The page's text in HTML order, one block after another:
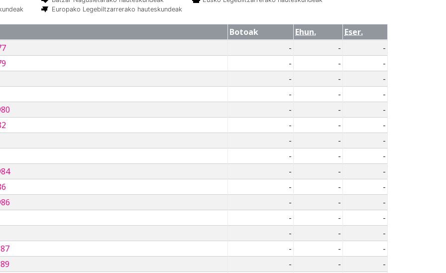
Europako Legebiltzarrerako hauteskundeak
Botoak Ehun.
Eser.
- -
-
- -
-
-
-
-
-
-
-
- -
-
- -
-
-
-
-
-
-
-
- -
-
- -
-
- -
-
-
-
-
-
-
-
- -
-
- -
-